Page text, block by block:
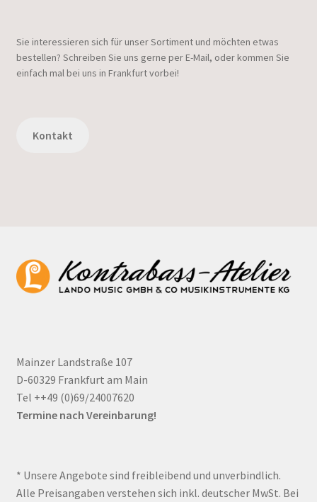
Sie interessieren sich für unser Sortiment und möchten etwas
bestellen? Schreiben Sie uns gerne per E-Mail, oder kommen Sie
einfach mal bei uns in Frankfurt vorbei!
Kontakt
Mainzer Landstraße 107
D-60329 Frankfurt am Main
Tel ++49 (0)69/24007620
Termine nach Vereinbarung!
* Unsere Angebote sind freibleibend und unverbindlich.
Alle Preisangaben verstehen sich inkl. deutscher MwSt. Bei